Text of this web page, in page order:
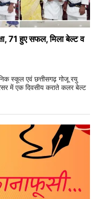
71 हुए सफल, मिला बेल्ट व
स्कूल एवं छत्तीसगढ़ गोजू रयु
में एक दिवसीय कराते कलर बेल्ट